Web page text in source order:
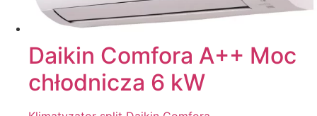
Daikin Comfora A++ Moc
chłodnicza 6 kW